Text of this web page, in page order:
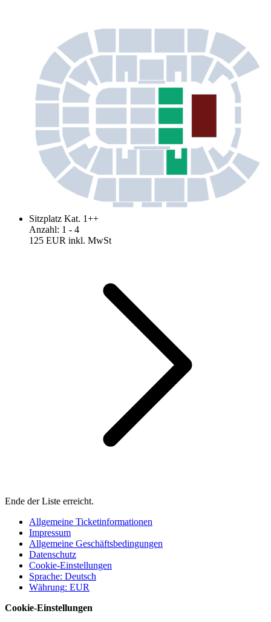
Sitzplatz Kat. 1++
Anzahl: 1 - 4
125 EUR inkl. MwSt
Ende der Liste erreicht.
Allgemeine Ticketinformationen
Impressum
Allgemeine Geschäftsbedingungen
Datenschutz
Cookie-Einstellungen
Sprache: Deutsch
Währung: EUR
Cookie-Einstellungen